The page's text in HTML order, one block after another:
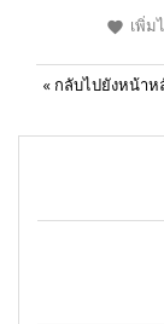
เพิ่ม
« กลับไปยังหน้า